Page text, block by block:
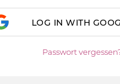
LOG IN WITH
Passwort